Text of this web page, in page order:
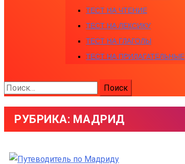
ТЕСТ НА ЧТЕНИЕ
ТЕСТ НА ЛЕКСИКУ
ТЕСТ НА ГЛАГОЛЫ
ТЕСТ НА ПРИЛАГАТЕЛЬНЫЕ
Найти:
РУБРИКА: МАДРИД